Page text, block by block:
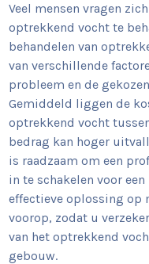
Veel mensen vragen
optrekkend vocht te
behandelen van
van verschillende
probleem en de
Gemiddeld liggen de
optrekkend vocht
bedrag kan hoger
is raadzaam om een
in te schakelen voor
effectieve oplossing op
voorop, zodat u
van het optrekkend
gebouw.